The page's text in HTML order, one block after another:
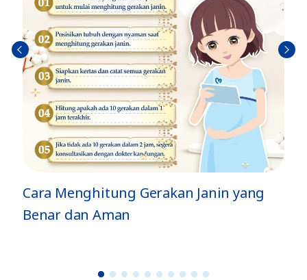
Jenis Gerakan Si Kecil di Dalam Perut
dan Artinya
Sebel
umn
ya
Berik
utny
1 2 3 4 5 6 7 8 9 1